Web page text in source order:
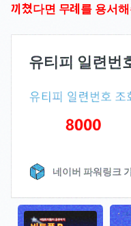
끼쳤다면 무례를 용서